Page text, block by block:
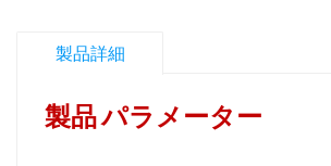
製品詳細
製品パラメーター